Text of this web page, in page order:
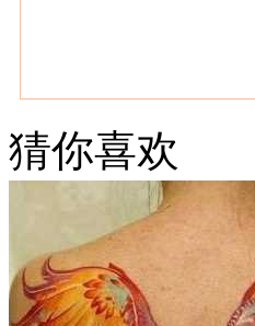
猜你喜欢